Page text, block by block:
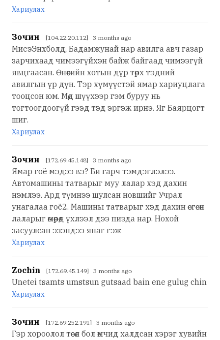
Хариулах
Зочин [104.22.20.112] 3 months ago
МиеэЭнхболд, Бадамжунай нар авилга авч газар
зарчихаад чимээгүйхэн байж байгаад чимээгүй
явцгаасан. Өнөөгийн хотын дүр төрх тэдний
авилгын үр дүн. Тэр хүмүүстэй ямар хариуцлага
тооцсон юм. Мөд шүүхээр гэм буруу нь
тогтоогдоогүй гээд тэд эргэж ирнэ. Яг Баярцогт
шиг.
Хариулах
Зочин [172.69.45.148] 3 months ago
Ямар гоё мэдээ вэ? Би гарч тэмдэглэлээ.
Автомашины татварыг муу лалар хэд дахин
нэмлээ. Ард түмнээ шулсан новшийг Учрал
унагалаа гоё2. Машины татварыг хэд дахин өсгөсөн
лаларыг өмөөрөөд үхлээл дээ пизда нар. Нохой
засуулсан эзэндээ янаг гэж
Хариулах
Zochin [172.69.45.149] 3 months ago
Unetei tsamts umstsun gutsaad bain ene gulug chin
Хариулах
Зочин [172.69.252.191] 3 months ago
Гэр хороолол төсөл бол өмчид халдсан хэрэг хувийн